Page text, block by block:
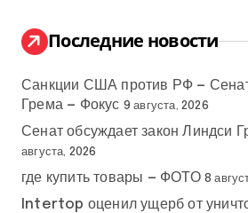
:
Последние новости
Санкции США против РФ —
Грема — Фокус 9 августа, 2026
Сенат обсуждает закон Линдси
августа, 2026
где купить товары — ФОТО 8
Intertop оценил ущерб от